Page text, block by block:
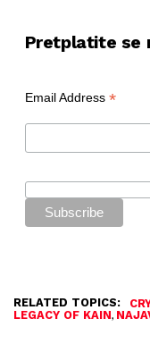
Pretplatite se
Email Address *
RELATED TOPICS:
LEGACY OF KAIN,